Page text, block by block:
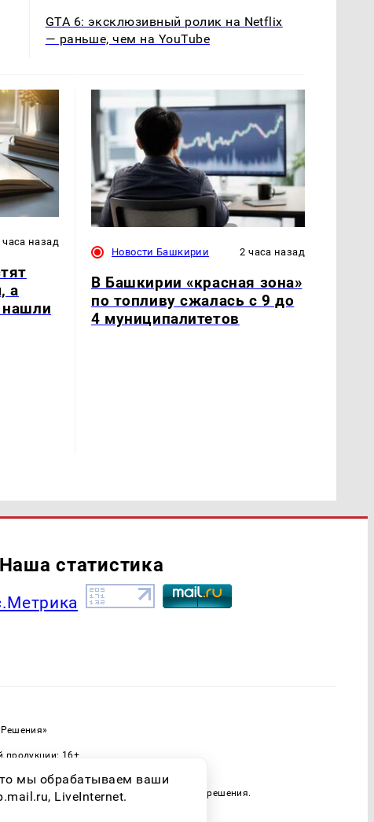
GTA 6: эксклюзивный ролик на Netflix
— раньше, чем на YouTube
часа назад
а
Новости Башкирии 2 часа назад
В Башкирии «красная зона»
по топливу сжалась с 9 до
4 муниципалитетов
Наша статистика
продукции: 16+
только при наличии письменного разрешения.
мы обрабатываем ваши
LiveInternet.